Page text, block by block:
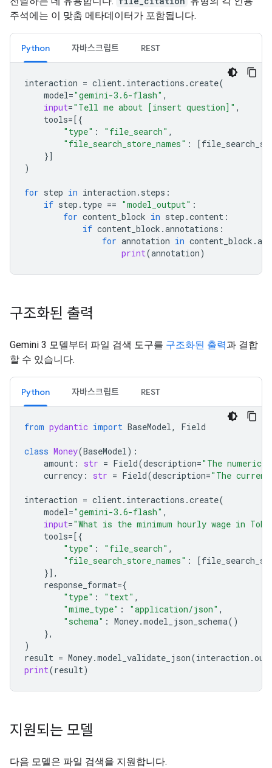
주석에는 이 맞춤 메타데이터가 포함됩니다.
Python 자바스크립트 REST
interaction = client. interactions .create(
model="gemini-3.6-flash" ,
input="Tell me about [insert question]" ,
tools=[{
"type" : "file_search" ,
"file_search_store_names" : [
}]
)
for step in interaction . steps :
if step . type == "model_output" :
for content_block in step .content :
if content_block .annotations :
for annotation in content_block .
print(annotation)
구조화된 출력
Gemini 3 모델부터 파일 검색 도구를 구조화된 출력과 결합
할 수 있습니다.
Python 자바스크립트 REST
from pydantic import BaseModel, Field
class Money(BaseModel):
amount : str = Field(description="The
currency : str = Field(description="The
interaction = client. interactions .create(
model="gemini-3.6-flash" ,
input="What is the minimum hourly wage in
tools=[{
"type" : "file_search" ,
"file_search_store_names" : [
}],
response_format={
"type" : "text" ,
"mime_type" : "application/json" ,
"schema" : Money.model_json_schema()
},
)
result = Money.model_validate_json(interaction .
print(result)
지원되는 모델
다음 모델은 파일 검색을 지원합니다.